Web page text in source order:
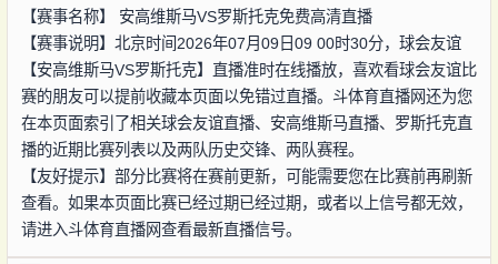
【赛事名称】 安高维斯马VS罗斯托克免费高清直播
【赛事说明】北京时间2026年07月09日09 00时30分，球会友谊
【安高维斯马VS罗斯托克】直播准时在线播放，喜欢看球会友谊比
赛的朋友可以提前收藏本页面以免错过直播。斗体育直播网还为您
在本页面索引了相关球会友谊直播、安高维斯马直播、罗斯托克直
播的近期比赛列表以及两队历史交锋、两队赛程。
【友好提示】部分比赛将在赛前更新，可能需要您在比赛前再刷新
查看。如果本页面比赛已经过期已经过期，或者以上信号都无效，
请进入斗体育直播网查看最新直播信号。